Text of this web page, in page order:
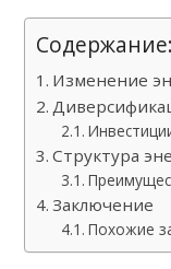
Содержание:
Изменение
Структура
Заключение
Похожие